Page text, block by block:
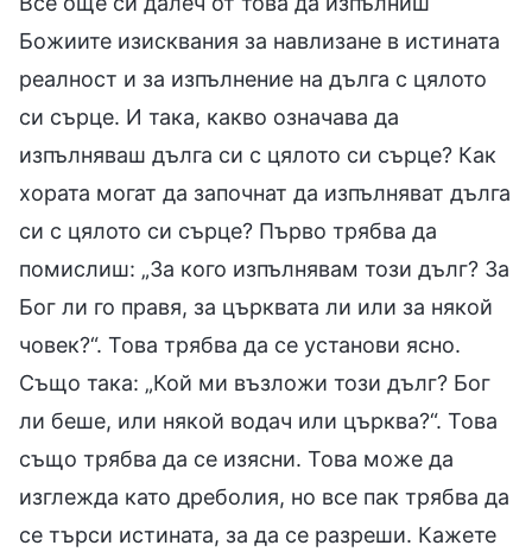
Божиите изисквания за навлизане в истината
реалност и за изпълнение на дълга с цялото
си сърце. И така, какво означава да
изпълняваш дълга си с цялото си сърце? Как
хората могат да започнат да изпълняват дълга
си с цялото си сърце? Първо трябва да
помислиш: „За кого изпълнявам този дълг? За
Бог ли го правя, за църквата ли или за някой
човек?“. Това трябва да се установи ясно.
Също така: „Кой ми възложи този дълг? Бог
ли беше, или някой водач или църква?“. Това
също трябва да се изясни. Това може да
изглежда като дреболия, но все пак трябва да
се търси истината, за да се разреши. Кажете